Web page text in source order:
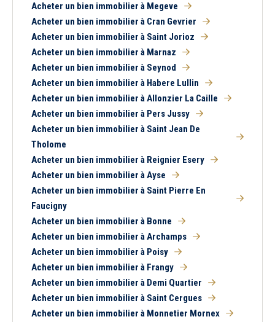
1 2 3 4 5 6
5 km 10 km 15 km 20 km
Tous Ancien Neuf
Balcon
Terrasse
Acheter un bien immobilier à Megeve
Acheter un bien immobilier à Cran Gevrier
Acheter un bien immobilier à Saint Jorioz
Acheter un bien immobilier à Marnaz
Acheter un bien immobilier à Seynod
Acheter un bien immobilier à Habere Lullin
Acheter un bien immobilier à Allonzier La Caille
Acheter un bien immobilier à Pers Jussy
Acheter un bien immobilier à Saint Jean De
Tholome
Acheter un bien immobilier à Reignier Esery
Acheter un bien immobilier à Ayse
Acheter un bien immobilier à Saint Pierre En
Faucigny
Acheter un bien immobilier à Bonne
Acheter un bien immobilier à Archamps
Acheter un bien immobilier à Poisy
Acheter un bien immobilier à Frangy
Acheter un bien immobilier à Demi Quartier
Acheter un bien immobilier à Saint Cergues
Acheter un bien immobilier à Monnetier Mornex